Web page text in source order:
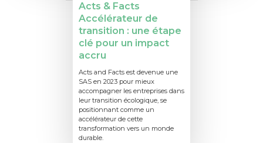
Acts & Facts
Accélérateur de
transition : une étape
clé pour un impact
accru
Acts and Facts est devenue une
SAS en 2023 pour mieux
accompagner les entreprises dans
leur transition écologique, se
positionnant comme un
accélérateur de cette
transformation vers un monde
durable.